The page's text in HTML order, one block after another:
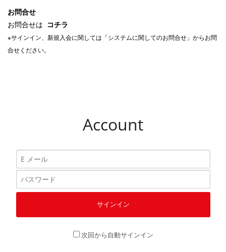
お問合せ
お問合せは コチラ
※サインイン、新規入会に関しては「システムに関してのお問合せ」からお問
合せください。
Account
次回から自動サインイン